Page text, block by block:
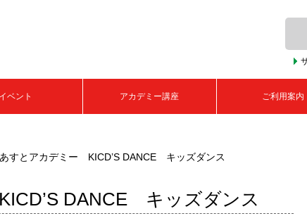
イベント アカデミー講座 ご利用案内
あすとアカデミー KICD’S DANCE キッズダンス
DANCE キッズダンス